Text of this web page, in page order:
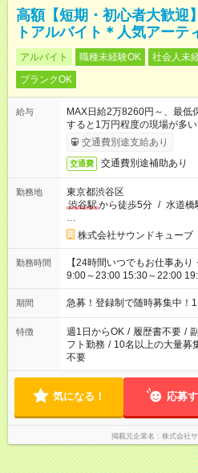
高額【短期・初心者大歓迎
トアルバイト＊人気アーテ
アルバイト 職種未経験OK 社会人未
ブランクOK
給与
MAX日給2万8260円～、最
すると1万円程度の現場が多い
交通費別途支給あり
交通費 交通費別途補助あり
勤務地
東京都渋谷区
渋谷駅から徒歩5分 / 水道橋
…
株式会社サウンドキューブ
勤務時間
【24時間いつでもお仕事あり
9:00～23:00 15:30～22:00 19:00～22:00 （そ
います！） 19:00～23:30 21:00～翌5:00 etc... ☆上記シフトは
一例です。現場により、時間
期間 急募！登録制で随時募集中！
特徴 週1日からOK / 履歴書不要 /
フト勤務 / 10名以上の大量募
不要
気になる！ 応募
掲載元企業名 株式会社